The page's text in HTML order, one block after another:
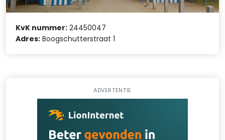
KvK nummer: 24450047
Adres: Boogschutterstraat 1
ADVERTENTIE